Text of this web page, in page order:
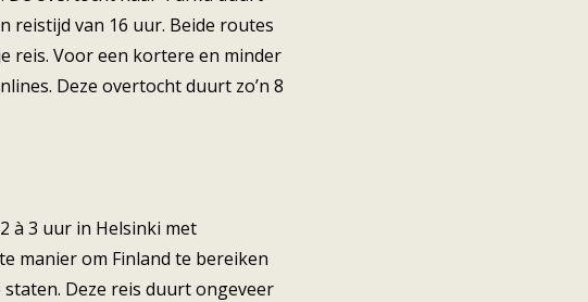
reistijd van 16 uur. Beide routes
reis. Voor een kortere en minder
Deze overtocht duurt zo’n 8
à 3 uur in Helsinki met
manier om Finland te bereiken
Deze reis duurt ongeveer